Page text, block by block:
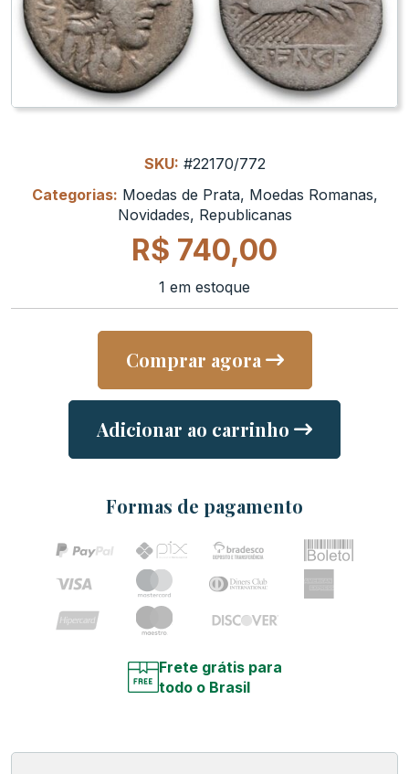
SKU: #22170/772
Categorias: Moedas de Prata, Moedas Romanas,
Novidades, Republicanas
R$ 740,00
1 em estoque
Comprar agora
Adicionar ao carrinho
Formas de pagamento
Frete grátis para
todo o Brasil